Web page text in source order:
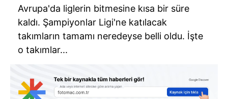
Avrupa'da liglerin bitmesine kısa bir süre
kaldı. Şampiyonlar Ligi'ne katılacak
takımların tamamı neredeyse belli oldu. İşte
o takımlar...